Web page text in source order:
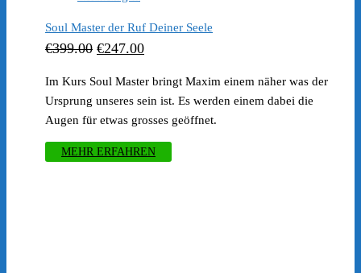
Soul Master der Ruf Deiner Seele
€399.00 Ursprünglicher
€399.00
€247.00Aktueller
€247.00.
Im Kurs Soul Master bringt Maxim einem näher was der
Ursprung unseres sein ist. Es werden einem dabei die
Augen für etwas grosses geöffnet.
MEHR ERFAHREN